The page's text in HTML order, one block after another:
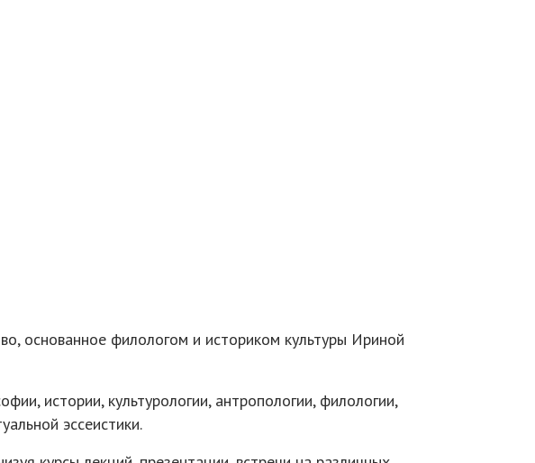
основанное филологом и историком культуры Ириной
истории, культурологии, антропологии, филологии,
эссеистики.